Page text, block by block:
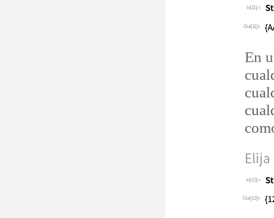
In[11]:=
Out[11]=
En
Elija
In[12]:=
Out[12]=